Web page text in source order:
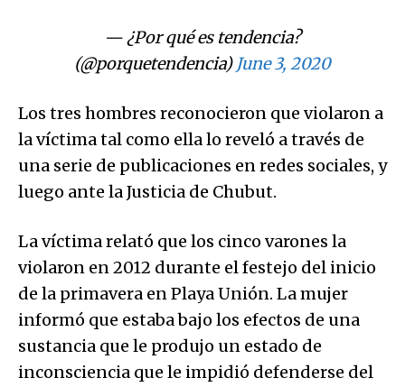
— ¿Por qué es tendencia?
(@porquetendencia) June 3, 2020
Los tres hombres reconocieron que violaron a
la víctima tal como ella lo reveló a través de
una serie de publicaciones en redes sociales, y
luego ante la Justicia de Chubut.
La víctima relató que los cinco varones la
violaron en 2012 durante el festejo del inicio
de la primavera en Playa Unión. La mujer
informó que estaba bajo los efectos de una
sustancia que le produjo un estado de
inconsciencia que le impidió defenderse del